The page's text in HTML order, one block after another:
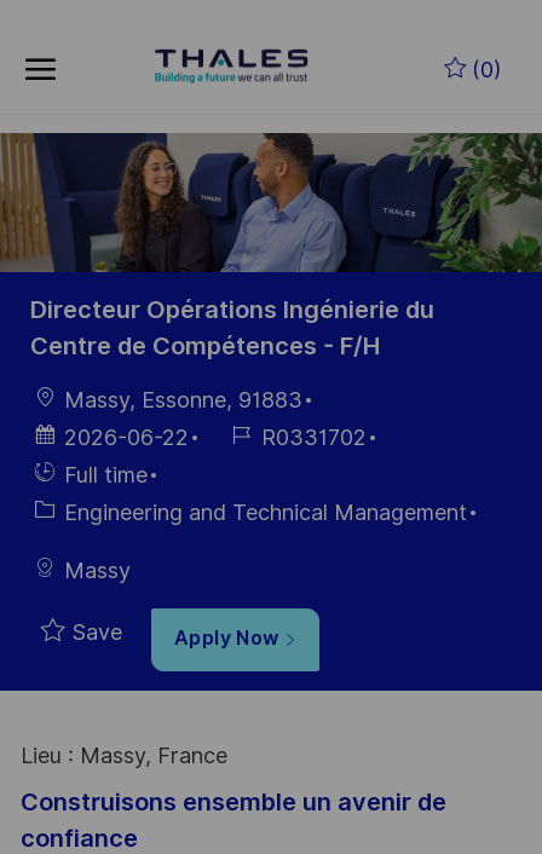
(0)
-
Directeur Opérations Ingénierie du
Centre de Compétences - F/H
LocationMassy, Essonne, 91883
Posted
Date
2026-06-22
Job R0331702
Hiring
Type
Full time
CategoryEngineering and Technical Management
Massy
Save Apply Now
Lieu : Massy, France
Construisons ensemble un avenir de
confiance